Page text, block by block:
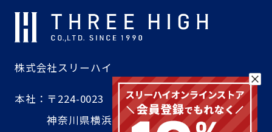
株式会社スリーハイ
本社： 〒224-0023
神奈川県横浜市都筑区東山田4-42-16